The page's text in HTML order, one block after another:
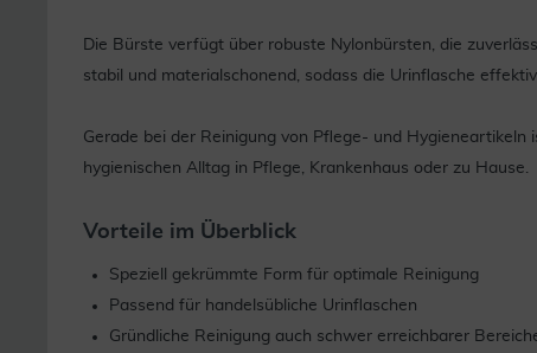
Die Bürste verfügt über robuste Nylonbürsten, die
stabil und materialschonend, sodass die Urinflasche
Gerade bei der Reinigung von Pflege- und
hygienischen Alltag in Pflege, Krankenhaus oder zu Hause.
Vorteile im Überblick
Speziell gekrümmte Form für optimale Reinigung
Passend für handelsübliche Urinflaschen
Gründliche Reinigung auch schwer erreichbarer